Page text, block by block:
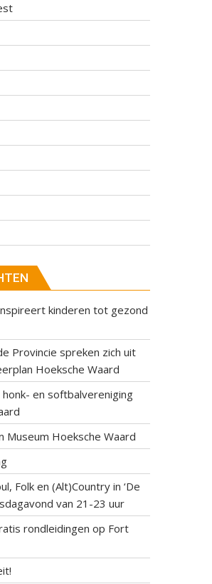
kinderen tot gezond
Provincie spreken zich uit
Hoeksche Waard
en softbalvereniging
Museum Hoeksche Waard
Folk en (Alt)Country in ‘De
van 21-23 uur
rondleidingen op Fort